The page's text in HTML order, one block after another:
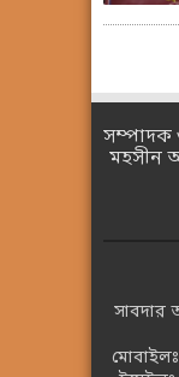
সম্পাদক
মহসীন
সাবদার
মোবাইলঃ